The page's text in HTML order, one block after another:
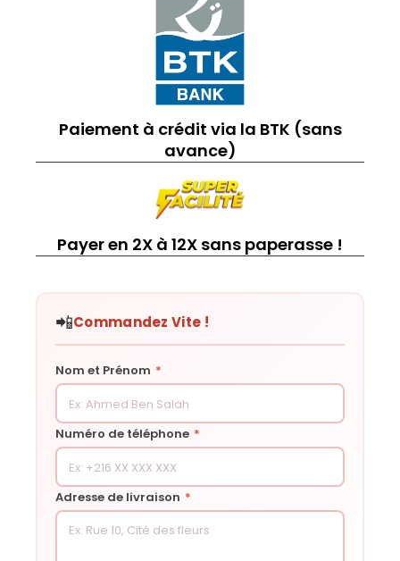
Paiement à crédit via la BTK (sans
avance)
Payer en 2X à 12X sans paperasse !
📲Commandez Vite !
Nom et Prénom *
Numéro de téléphone *
Adresse de livraison *